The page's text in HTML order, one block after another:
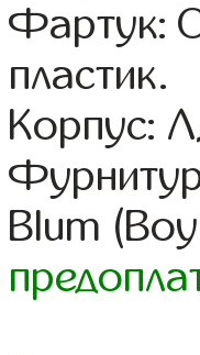
Фартук:
пластик.
Корпус:
Blum